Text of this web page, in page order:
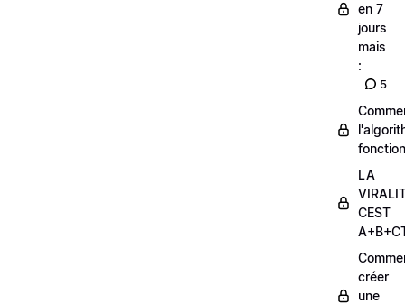
en 7
jours
mais
:
5
LA
CEST
créer
une